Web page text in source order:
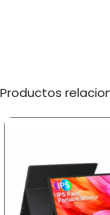
Productos